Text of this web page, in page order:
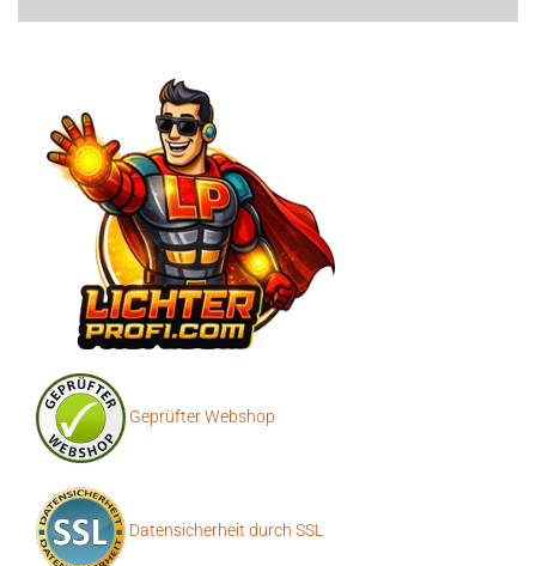
Geprüfter Webshop
Datensicherheit durch SSL